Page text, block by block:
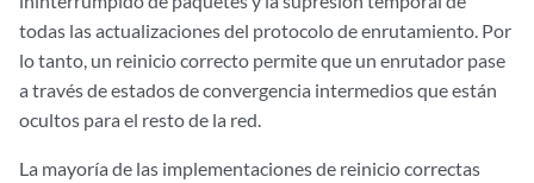
todas las actualizaciones del protocolo de enrutamiento. Por
lo tanto, un reinicio correcto permite que un enrutador pase
a través de estados de convergencia intermedios que están
ocultos para el resto de la red.
La mayoría de las implementaciones de reinicio correctas